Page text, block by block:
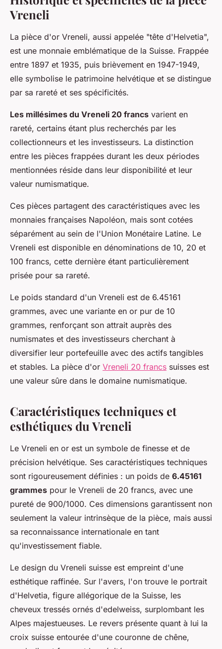
Vreneli
La pièce d'or Vreneli, aussi appelée "tête d'Helvetia",
est une monnaie emblématique de la Suisse. Frappée
entre 1897 et 1935, puis brièvement en 1947-1949,
elle symbolise le patrimoine helvétique et se distingue
par sa rareté et ses spécificités.
Les millésimes du Vreneli 20 francs varient en
rareté, certains étant plus recherchés par les
collectionneurs et les investisseurs. La distinction
entre les pièces frappées durant les deux périodes
mentionnées réside dans leur disponibilité et leur
valeur numismatique.
Ces pièces partagent des caractéristiques avec les
monnaies françaises Napoléon, mais sont cotées
séparément au sein de l'Union Monétaire Latine. Le
Vreneli est disponible en dénominations de 10, 20 et
100 francs, cette dernière étant particulièrement
prisée pour sa rareté.
Le poids standard d'un Vreneli est de 6.45161
grammes, avec une variante en or pur de 10
grammes, renforçant son attrait auprès des
numismates et des investisseurs cherchant à
diversifier leur portefeuille avec des actifs tangibles
et stables. La pièce d'or Vreneli 20 francs suisses est
une valeur sûre dans le domaine numismatique.
Caractéristiques techniques et
esthétiques du Vreneli
Le Vreneli en or est un symbole de finesse et de
précision helvétique. Ses caractéristiques techniques
sont rigoureusement définies : un poids de 6.45161
grammes pour le Vreneli de 20 francs, avec une
pureté de 900/1000. Ces dimensions garantissent non
seulement la valeur intrinsèque de la pièce, mais aussi
sa reconnaissance internationale en tant
qu'investissement fiable.
Le design du Vreneli suisse est empreint d'une
esthétique raffinée. Sur l'avers, l'on trouve le portrait
d'Helvetia, figure allégorique de la Suisse, les
cheveux tressés ornés d'edelweiss, surplombant les
Alpes majestueuses. Le revers présente quant à lui la
croix suisse entourée d'une couronne de chêne,